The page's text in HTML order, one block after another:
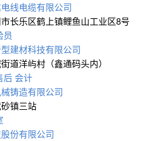
线电缆有限公司
长乐区鹤上镇鲤鱼山工业区8号
员
建材科技有限公司
道洋屿村（鑫通码头内）
后会计
铸造有限公司
镇三站
份有限公司